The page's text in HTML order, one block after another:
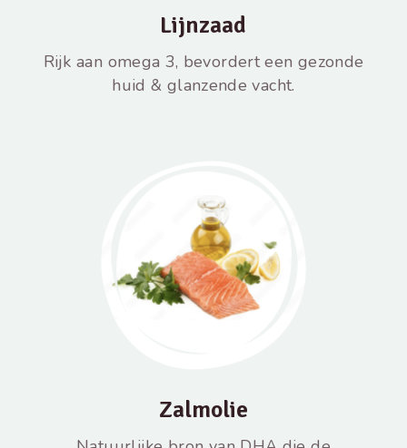
Lijnzaad
Rijk aan omega 3, bevordert een gezonde
huid & glanzende vacht.
Zalmolie